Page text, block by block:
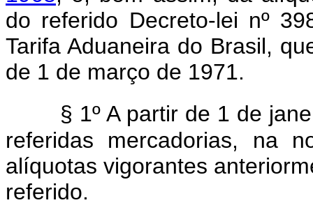
do referido Decreto-lei nº
Tarifa Aduaneira do Brasil,
de 1 de março de 1971.
§ 1º A partir de 1 de
referidas mercadorias, na
alíquotas vigorantes
referido.